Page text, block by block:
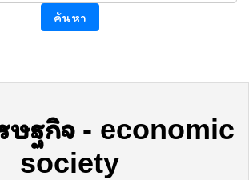
ค้นหา
ษฐกิจ- economic
society